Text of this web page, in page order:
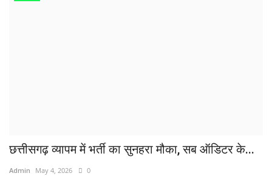
छत्तीसगढ़ व्यापम में भर्ती का सुनहरा मौका, सब ऑडिटर के...
Admin May 4, 2026 0